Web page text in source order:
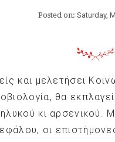
Posted on: Saturday,
και μελετήσει
θα
κι αρσενικού.
οι